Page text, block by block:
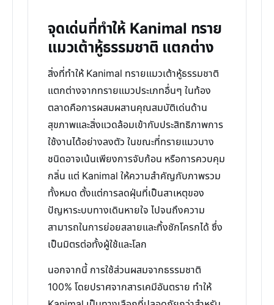
จุดเด่นที่ทำให้ Kanimal ทราย
แมวเต้าหู้ธรรมชาติ แตกต่าง
สิ่งที่ทำให้ Kanimal ทรายแมวเต้าหู้ธรรมชาติ
แตกต่างจากทรายแมวประเภทอื่นๆ ในท้อง
ตลาดคือการผสมผสานคุณสมบัติเด่นด้าน
สุขภาพและสิ่งแวดล้อมเข้ากับประสิทธิภาพการ
ใช้งานได้อย่างลงตัว ในขณะที่ทรายแมวบาง
ชนิดอาจเน้นเพียงการจับก้อน หรือการควบคุม
กลิ่น แต่ Kanimal ให้ความสำคัญกับภาพรวม
ทั้งหมด ตั้งแต่การลดฝุ่นที่เป็นสาเหตุของ
ปัญหาระบบทางเดินหายใจ ไปจนถึงความ
สามารถในการย่อยสลายและทิ้งชักโครกได้ ซึ่ง
เป็นมิตรต่อทั้งผู้ใช้และโลก
นอกจากนี้ การใช้ส่วนผสมจากธรรมชาติ
100% โดยปราศจากสารเคมีอันตราย ทำให้